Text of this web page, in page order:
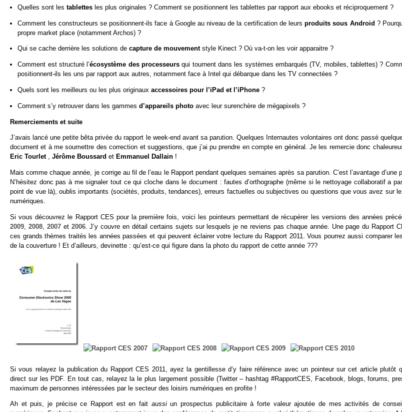
Quelles sont lestablettesles plus originales ? Comment se positionnent les tablettes par rapport aux ebooks et réciproquement ?
Comment les constructeurs se positionnent-ils face à Google au niveau de la certification de leursproduits sous Android ?
propre market place (notamment Archos) ?
Qui se cache derrière les solutions decapture de mouvementstyle Kinect ? Où va-t-on les voir apparaitre ?
Comment est structuré l’écosystème des processeursqui tournent dans les systèmes embarqués (TV, mobiles, tablettes) ?
positionnent-ils les uns par rapport aux autres, notamment face à Intel qui débarque dans les TV connectées ?
Quels sont les meilleurs ou les plus originauxaccessoires pour l’iPad et l’iPhone?
Comment s’y retrouver dans les gammesd’appareils photoavec leur surenchère de mégapixels ?
Remerciements et suite
J’avais lancé une petite bêta privée du rapport le week-end avant sa parution. Quelques Internautes volontaires ont donc passé
document et à me soumettre des correction et suggestions, que j’ai pu prendre en compte en général. Je les remercie donc
Eric Tourlet , Jérôme Boussard et Emmanuel Dallain !
Mais comme chaque année, je corrige au fil de l’eau le Rapport pendant quelques semaines après sa parution. C’est l’avantage d’une
N’hésitez donc pas à me signaler tout ce qui cloche dans le document : fautes d’orthographe (même si le nettoyage collaboratif a
point de vue là), oublis importants (sociétés, produits, tendances), erreurs factuelles ou subjectives ou questions que vous avez sur
numériques.
Si vous découvrez le Rapport CES pour la première fois, voici les pointeurs permettant de récupérer les versions des années
2009 2008, 2007et 2006. J’y couvre en détail certains sujets sur lesquels je ne reviens pas chaque année. Une page du Rapport
ces grands thèmes traités les années passées et qui peuvent éclairer votre lecture du Rapport 2011. Vous pourrez aussi comparer
de la couverture ! Et d’ailleurs, devinette : qu’est-ce qui figure dans la photo du rapport de cette année ???
Si vous relayez la publication du Rapport CES 2011, ayez la gentillesse d’y faire référence avec un pointeur sur cet article plutôt
direct sur les PDF. En tout cas, relayez la le plus largement possible (Twitter – hashtag #RapportCES, Facebook, blogs, forums,
maximum de personnes intéressées par le secteur des loisirs numériques en profite !
Ah et puis, je précise ce Rapport est en fait aussiun prospectus publicitaire à forte valeur ajoutée de mes activités de